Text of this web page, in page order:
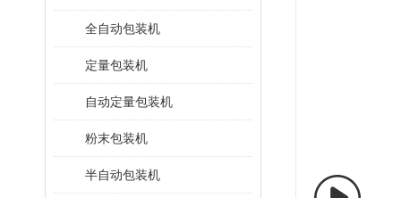
全自动包装机
定量包装机
自动定量包装机
粉末包装机
半自动包装机